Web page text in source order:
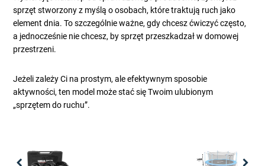
sprzęt stworzony z myślą o osobach, które traktują ruch jako
element dnia. To szczególnie ważne, gdy chcesz ćwiczyć często,
a jednocześnie nie chcesz, by sprzęt przeszkadzał w domowej
przestrzeni.
Jeżeli zależy Ci na prostym, ale efektywnym sposobie
aktywności, ten model może stać się Twoim ulubionym
„sprzętem do ruchu”.